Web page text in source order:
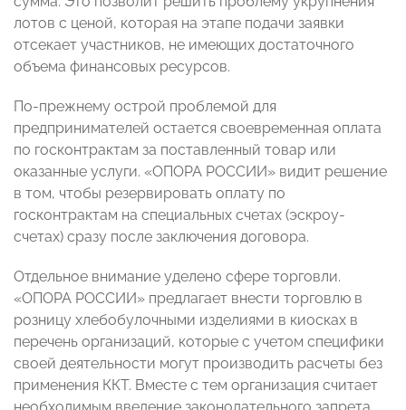
лотов с ценой, которая на этапе подачи заявки
отсекает участников, не имеющих достаточного
объема финансовых ресурсов.
По-прежнему острой проблемой для
предпринимателей остается своевременная оплата
по госконтрактам за поставленный товар или
оказанные услуги. «ОПОРА РОССИИ» видит решение
в том, чтобы резервировать оплату по
госконтрактам на специальных счетах (эскроу-
счетах) сразу после заключения договора.
Отдельное внимание уделено сфере торговли.
«ОПОРА РОССИИ» предлагает внести торговлю в
розницу хлебобулочными изделиями в киосках в
перечень организаций, которые с учетом специфики
своей деятельности могут производить расчеты без
применения ККТ. Вместе с тем организация считает